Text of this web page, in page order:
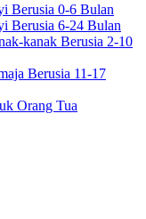
Berusia 0-6 Bulan
Berusia 6-24 Bulan
kanak Berusia 2-10
Berusia 11-17
Orang Tua